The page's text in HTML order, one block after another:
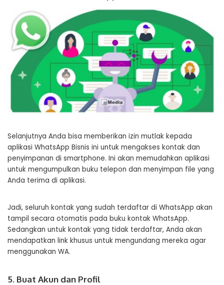
Selanjutnya Anda bisa memberikan izin mutlak kepada
aplikasi WhatsApp Bisnis ini untuk mengakses kontak dan
penyimpanan di smartphone. Ini akan memudahkan aplikasi
untuk mengumpulkan buku telepon dan menyimpan file yang
Anda terima di aplikasi.
Jadi, seluruh kontak yang sudah terdaftar di WhatsApp akan
tampil secara otomatis pada buku kontak WhatsApp.
Sedangkan untuk kontak yang tidak terdaftar, Anda akan
mendapatkan link khusus untuk mengundang mereka agar
menggunakan WA.
5. Buat Akun dan Profil